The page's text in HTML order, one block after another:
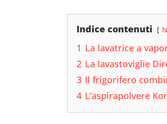
Indice contenuti
1 La lavatrice a
2 La lavastoviglie
3 Il frigorifero
4 L’aspirapolvere